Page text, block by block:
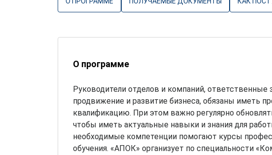
О программе
Руководители отделов и компаний, ответственные
продвижение и развитие бизнеса, обязаны иметь
квалификацию. При этом важно регулярно
чтобы иметь актуальные навыки и знания для
необходимые компетенции помогают курсы
обучения. «АПОК» организует по специальности